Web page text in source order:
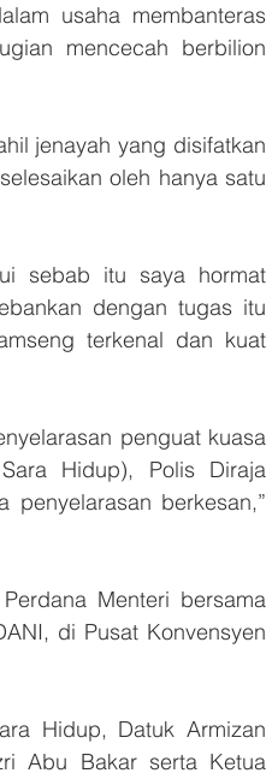
usaha membanteras
mencecah berbilion
jenayah yang disifatkan
oleh hanya satu
sebab itu saya hormat
dengan tugas itu
terkenal dan kuat
penguat kuasa
Hidup), Polis Diraja
berkesan,”
Menteri bersama
di Pusat Konvensyen
Hidup, Datuk Armizan
Abu Bakar serta Ketua